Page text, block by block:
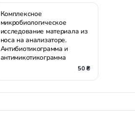
Комплексное
микробиологическое
исследование материала из
носа на анализаторе.
Антибиотикограмма и
антимикотикограмма
50 ₴